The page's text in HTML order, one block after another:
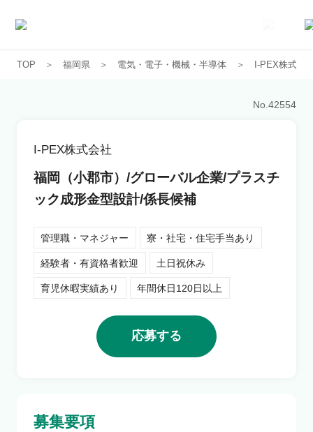
求人一覧
コラム
コンサルタント紹介
利用者の声
TOP 福岡県 電気・電子・機械・半導体 I-PEX株式会
No.42554
I-PEX株式会社
福岡（小郡市）/グローバル企業/プラスチ
ック成形金型設計/係長候補
管理職・マネジャー 寮・社宅・住宅手当あり
経験者・有資格者歓迎 土日祝休み
育児休暇実績あり 年間休日120日以上
応募する
募集要項